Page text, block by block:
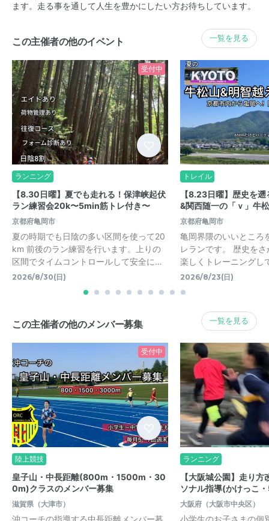
ます。走る事を通して人生を豊かにしたい方お待ちしています。
この主催者の他のイベント 一覧を見る
受付中
ランニング
【8.30日曜】夏でも走れる！保津峡起伏
ラン練習会20k〜5min筋トレ付き〜
京都府亀岡市
夏の時期でも日陰の多い区間を使って20
km 前後のラン練習を行います。上りの
区間でタイムコントロールして安全に…
2026/8/30(日)
トレイル
【8.23日曜】歴史を
&関西随一の「ｖ」牛
京都府亀岡市
亀岡界隈のいいところ
レランです。 歴史を
楽しくトレーニングし
2026/8/23(日)
この主催者の他のメンバー募集 一覧を見る
受付中
陸上競技
皇子山・中長距離(800m・1500m・30
0m)クラスのメンバー募集
滋賀県（大津市）
沖コーチの指導する中長距離メンバー募
ランニング
【大阪城公園】走り
ソナル指導(かけっこ
大阪府（大阪市中央区）
小学生のお子さまの個